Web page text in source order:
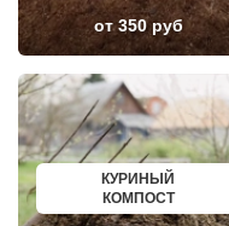
МЕШКОВО
МЕЩЕРИНО
МИХНЕВО
МИШЕРОНСКИЙ
МОЖАЙСК
МОЛОДЕЖНЫЙ
МОЛОКОВО
МОНИНО
МОСКОВСКИЙ
МУХАНОВО
МЫТИЩИ
от 350 руб
КУРИНЫЙ
КОМПОСТ